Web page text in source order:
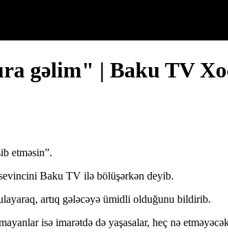
gəlim" | Baku TV
etməsin”.
Baku TV ilə bölüşərkən deyib.
artıq gələcəyə ümidli olduğunu bildirib.
isə imarətdə də yaşasalar, heç nə